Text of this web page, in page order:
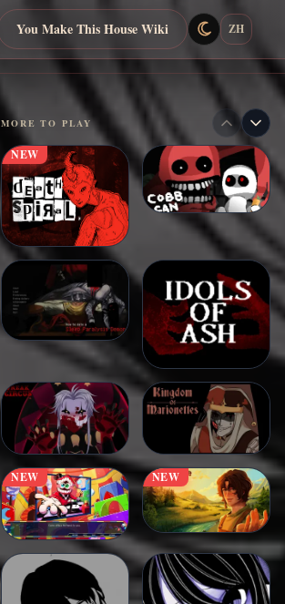
You Make This House Wiki ZH
MORE TO PLAY
NEW
NEW NEW